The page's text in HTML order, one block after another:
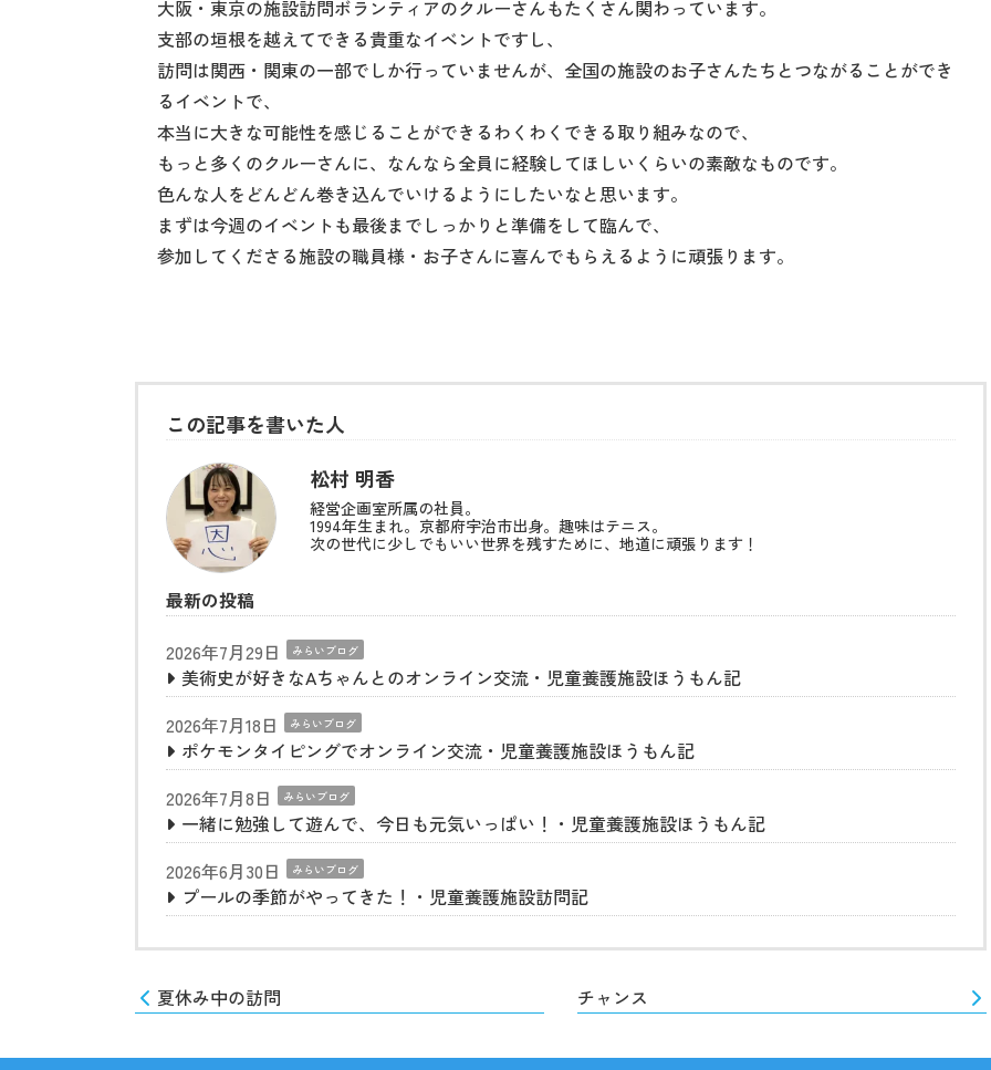
大阪・東京の施設訪問ボランティアのクルーさんもたくさん関わっています。
支部の垣根を越えてできる貴重なイベントですし、
訪問は関西・関東の一部でしか行っていませんが、全国の施設のお子さんたちとつながることができ
るイベントで、
本当に大きな可能性を感じることができるわくわくできる取り組みなので、
もっと多くのクルーさんに、なんなら全員に経験してほしいくらいの素敵なものです。
色んな人をどんどん巻き込んでいけるようにしたいなと思います。
まずは今週のイベントも最後までしっかりと準備をして臨んで、
参加してくださる施設の職員様・お子さんに喜んでもらえるように頑張ります。
この記事を書いた人
松村 明香
経営企画室所属の社員。
1994年生まれ。京都府宇治市出身。趣味はテニス。
次の世代に少しでもいい世界を残すために、地道に頑張ります！
最新の投稿
2026年7月29日
みらいブログ
美術史が好きなAちゃんとのオンライン交流・児童養護施設ほうもん記
2026年7月18日
みらいブログ
ポケモンタイピングでオンライン交流・児童養護施設ほうもん記
2026年7月8日
みらいブログ
一緒に勉強して遊んで、今日も元気いっぱい！・児童養護施設ほうもん記
2026年6月30日
みらいブログ
プールの季節がやってきた！・児童養護施設訪問記
夏休み中の訪問 チャンス